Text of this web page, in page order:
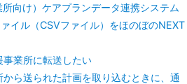
所向け）ケアプランデータ連携システム
イル（CSVファイル）をほのぼのNEXT
業所に転送したい
から送られた計画を取り込むときに、通